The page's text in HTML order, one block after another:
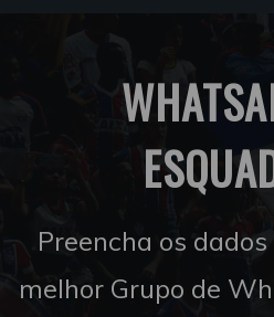
Preencha os
melhor Grupo de